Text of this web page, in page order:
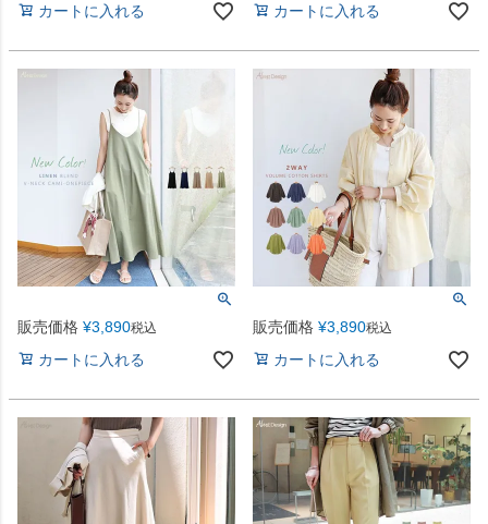
カートに入れる カートに入れる
販売価格 ¥3,890税込
カートに入れる
販売価格 ¥3,890税込
カートに入れる